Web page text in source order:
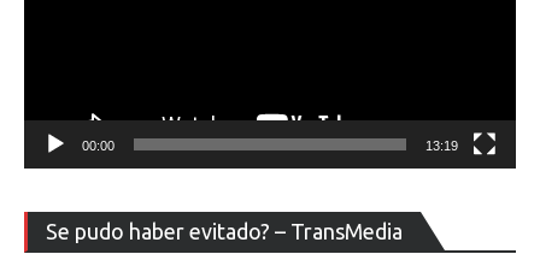
00:00 13:19
Se pudo haber evitado? – TransMedia
de